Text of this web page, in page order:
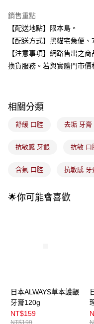
全盈+PAY
大哥付你分期
相關說明
【大哥付你分期使用說明】
1.本服務由台灣大哥大提供，
3.實際核准額度、可分期數及
4.訂單成立30分鐘內，如未前
消。如遇「轉專審核」未通過
法說明評估內容。
1.分期款項不併入電信帳單，
2.透過簡訊連結打開帳單後，
帳／街口支付／iPASS
【注意事項】
1.本服務係由「台灣大哥大股
ATM付款
全家取貨付款
每筆NT$100，滿NT$899(
7-11取貨付款
付款後7-11取貨
銷售重點
【配送地點】限本島。
【配送方式】黑貓宅急便
【注意事項】網路售出之
換貨服務。若與實體門市價
相關分類
舒緩 口腔 去垢 牙膏
抗敏感 牙齦 抗敏 口
含氟 口腔 抗敏感 牙
🌟你可能會喜歡
日本ALWAYS草本護齦
牙膏120g
NT$159
NT$199